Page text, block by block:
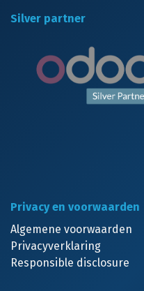
Silver partner
Privacy en voorwaarden
Algemene voorwaarden
Privacyverklaring
Responsible disclosure